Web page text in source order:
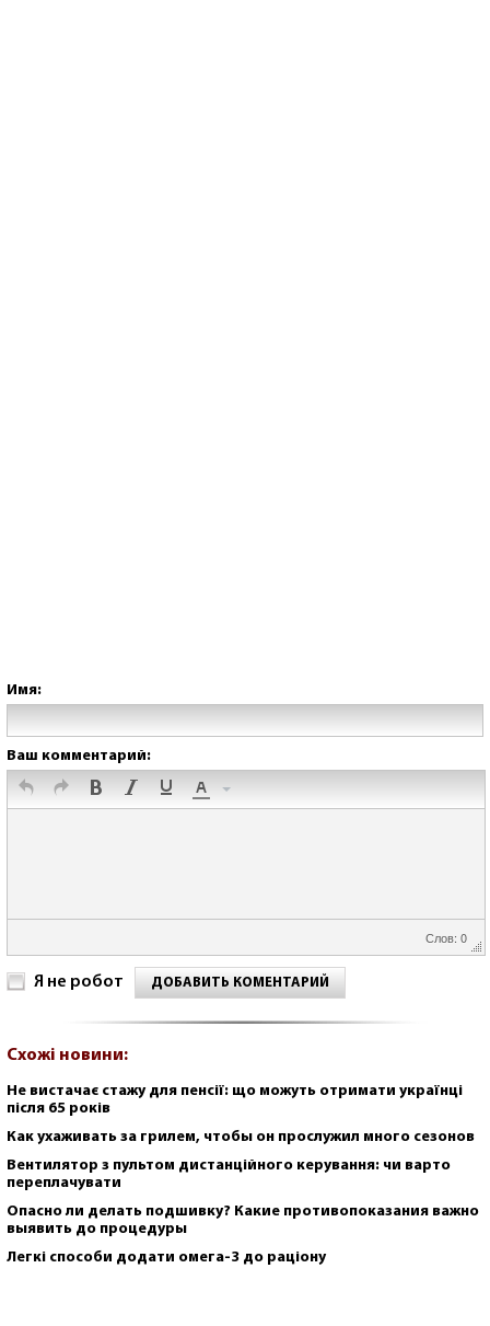
Имя:
Ваш комментарий:
Слов: 0
Я не робот ДОБАВИТЬ КОМЕНТАРИЙ
Схожі новини:
Не вистачає стажу для пенсії: що можуть отримати українці
після 65 років
Как ухаживать за грилем, чтобы он прослужил много сезонов
Вентилятор з пультом дистанційного керування: чи варто
переплачувати
Опасно ли делать подшивку? Какие противопоказания важно
выявить до процедуры
Легкі способи додати омега-3 до раціону